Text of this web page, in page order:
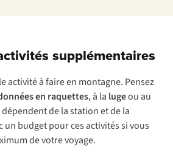
supplémentaires
activité à faire en montagne. Pensez
en raquettes, à la lugeou au
dépendent de la station et de la
un budget pour ces activités si vous
de votre voyage.